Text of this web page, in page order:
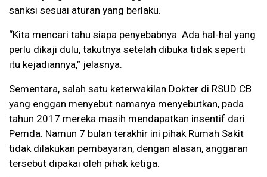
sanksi sesuai aturan yang berlaku.
“Kita mencari tahu siapa penyebabnya. Ada hal-hal yang
perlu dikaji dulu, takutnya setelah dibuka tidak seperti
itu kejadiannya,” jelasnya.
Sementara, salah satu keterwakilan Dokter di RSUD CB
yang enggan menyebut namanya menyebutkan, pada
tahun 2017 mereka masih mendapatkan insentif dari
Pemda. Namun 7 bulan terakhir ini pihak Rumah Sakit
tidak dilakukan pembayaran, dengan alasan, anggaran
tersebut dipakai oleh pihak ketiga.